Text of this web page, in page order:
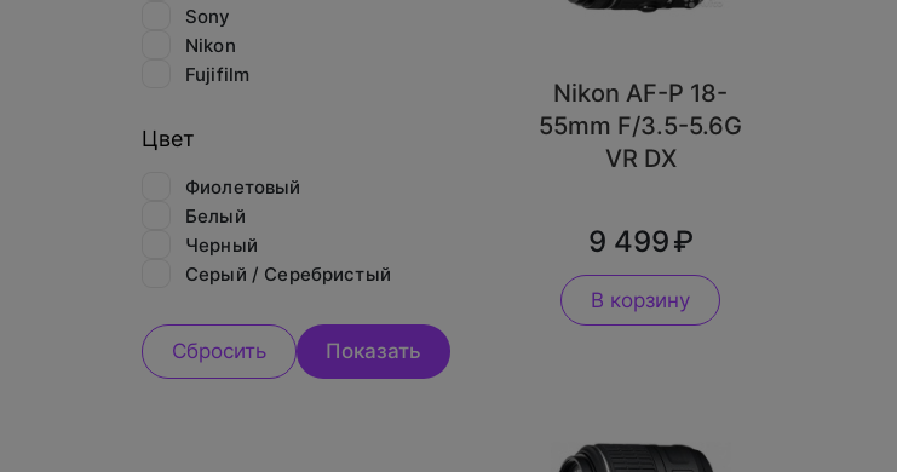
Sony
Nikon
Fujifilm
Цвет
Фиолетовый
Белый
Черный
Серый / Серебристый
Nikon AF-P 18-
55mm F/3.5-5.6G
VR DX
9 499
В корзину